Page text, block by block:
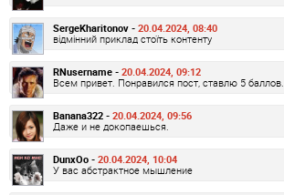
SergeKharitonov - 20.04.2024, 08:40
відмінний приклад стоїть контенту
RNusername - 20.04.2024, 09:12
Всем привет. Понравился пост, ставлю 5 баллов.
Banana322 - 20.04.2024, 09:56
Даже и не докопаешься.
DunxOo - 20.04.2024, 10:04
У вас абстрактное мышление